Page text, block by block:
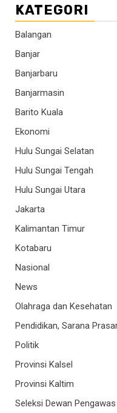
KATEGORI
Balangan
Banjar
Banjarbaru
Banjarmasin
Barito Kuala
Ekonomi
Hulu Sungai Selatan
Hulu Sungai Tengah
Hulu Sungai Utara
Jakarta
Kalimantan Timur
Kotabaru
Nasional
News
Olahraga dan Kesehatan
Pendidikan, Sarana
Politik
Provinsi Kalsel
Provinsi Kaltim
Seleksi Dewan Pengawas